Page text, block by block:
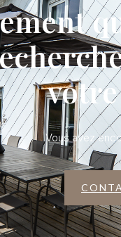
Vous avez